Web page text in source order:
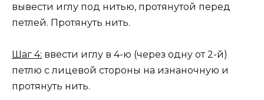
вывести иглу под нитью, протянутой перед
петлей. Протянуть нить.
Шаг 4: ввести иглу в 4-ю (через одну от 2-й)
петлю с лицевой стороны на изнаночную и
протянуть нить.